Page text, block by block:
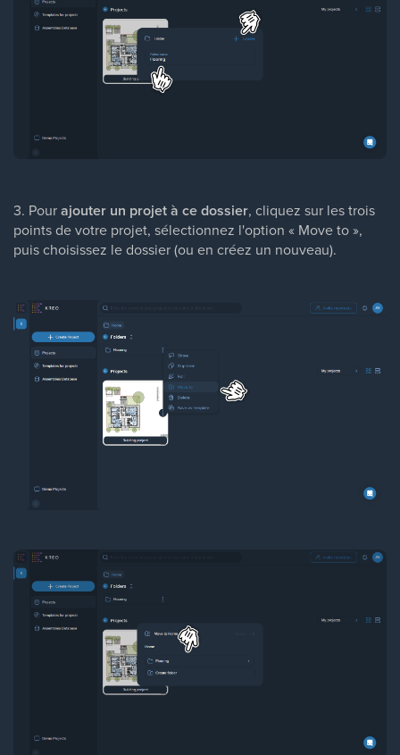
3. Pourajouter un projet à ce dossier, cliquez sur les trois
points de votre projet, sélectionnez l'option « Move to »,
puis choisissez le dossier (ou en créez un nouveau).